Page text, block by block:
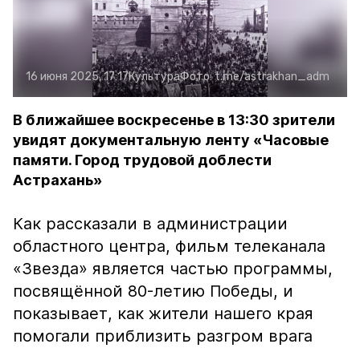
16 июня 2025, 17:17КультураФото:t.me/astrakhan_adm
В ближайшее воскресенье в 13:30 зрители
увидят документальную ленту «Часовые
памяти. Город трудовой доблести
Астрахань»
Как рассказали в администрации
областного центра, фильм телеканала
«Звезда» является частью программы,
посвящённой 80-летию Победы, и
показывает, как жители нашего края
помогали приблизить разгром врага